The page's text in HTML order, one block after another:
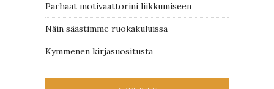
Parhaat motivaattorini liikkumiseen
Näin säästimme ruokakuluissa
Kymmenen kirjasuositusta